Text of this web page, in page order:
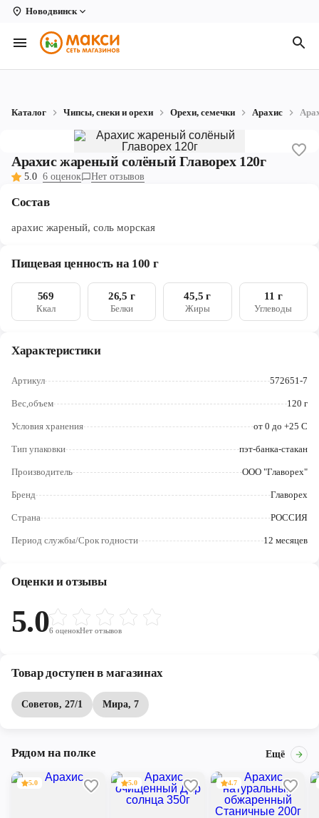
Новодвинск
Вологда
Архангельск
Коряжма
Рыбинск
Северодвинск
Ярославль
Каталог Чипсы, снеки и орехи Орехи, семечки Арахис
Арахис жареный солёный Главорех 120г
5.0 6 оценок Нет отзывов
Состав
арахис жареный, соль морская
Пищевая ценность на 100 г
569
Ккал
26,5 г
Белки
45,5 г
Жиры
11 г
Углеводы
Характеристики
Артикул 572651-7
Вес,объем 120 г
Условия хранения от 0 до +25 C
Тип упаковки пэт-банка-стакан
Производитель ООО "Главорех"
Бренд Главорех
Страна РОССИЯ
Период службы/Срок годности 12 месяцев
Оценки и отзывы
5.06 оценокНет отзывов
Товар доступен в магазинах
Советов, 27/1 Мира, 7
Рядом на полке Ещё
5.0 5.0 4.7